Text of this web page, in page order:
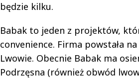
będzie kilku.
Babak to jeden z projektów,
convenience. Firma powstała
Lwowie. Obecnie Babak ma
Podrzęsna (również obwód